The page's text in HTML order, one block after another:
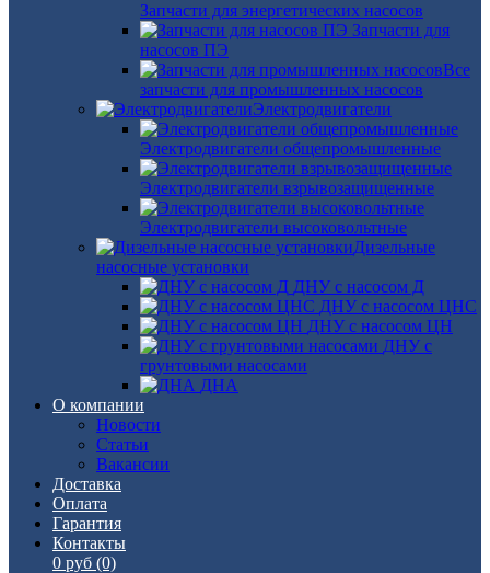
Запчасти для энергетических насосов
Запчасти для
насосов ПЭ
Все
запчасти для промышленных насосов
Электродвигатели
Электродвигатели общепромышленные
Электродвигатели взрывозащищенные
Электродвигатели высоковольтные
Дизельные
насосные установки
ДНУ с насосом Д
ДНУ с насосом ЦНС
ДНУ с насосом ЦН
ДНУ с
грунтовыми насосами
ДНА
О компании
Новости
Статьи
Вакансии
Доставка
Оплата
Гарантия
Контакты
0 руб (0)